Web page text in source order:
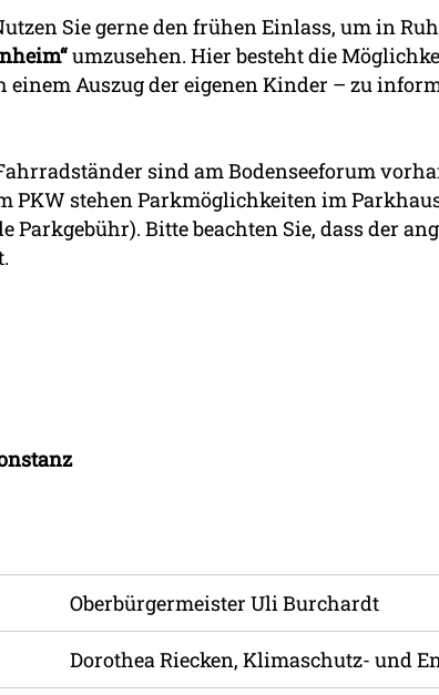
Sie gerne den frühen Einlass, um in
umzusehen. Hier besteht die
Auszug der eigenen Kinder – zu
sind am Bodenseeforum
PKW stehen Parkmöglichkeiten im
Parkgebühr). Bitte beachten Sie, dass der
Oberbürgermeister Uli Burchardt
Dorothea Riecken, Klimaschutz- und